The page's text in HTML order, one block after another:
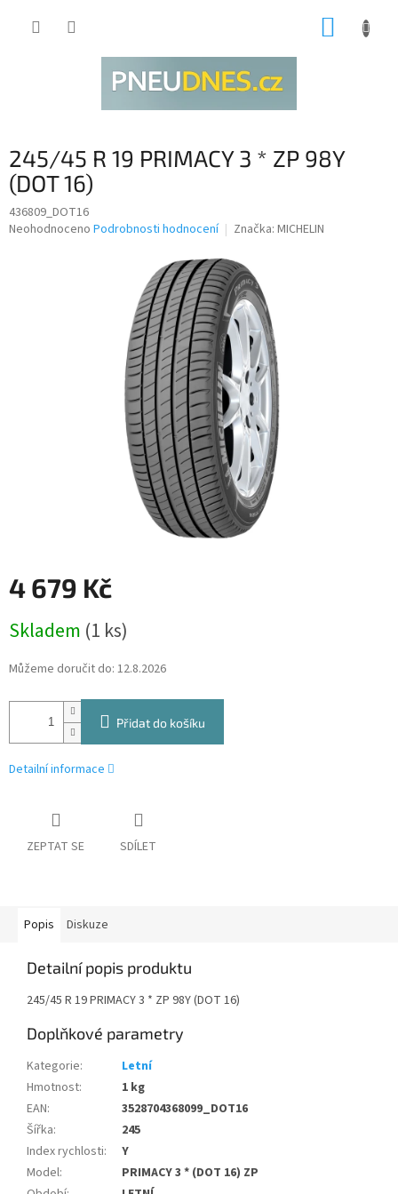
245/45 R 19 PRIMACY 3 * ZP 98Y
(DOT 16)
436809_DOT16
Průměrné
Neohodnoceno Podrobnosti hodnocení Značka: MICHELIN
4 679 Kč
cena:
Skladem (1 ks)
Můžeme doručit do: 12.8.2026
Přidat do košíku
Detailní informace
ZEPTAT SE SDÍLET
Popis Diskuze
Detailní popis produktu
245/45 R 19 PRIMACY 3 * ZP 98Y (DOT 16)
Doplňkové parametry
Kategorie:
Letní
Hmotnost:
1 kg
EAN:
3528704368099_DOT16
Šířka:
245
Index rychlosti:
Y
Model:
PRIMACY 3 * (DOT 16) ZP